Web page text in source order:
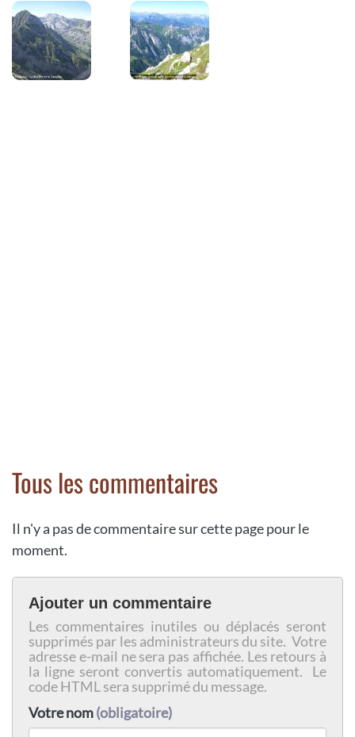
Tous les commentaires
Il n'y a pas de commentaire sur cette page pour le
moment.
Ajouter un commentaire
Les commentaires inutiles ou déplacés seront
supprimés par les administrateurs du site. Votre
adresse e-mail ne sera pas affichée. Les retours à
la ligne seront convertis automatiquement. Le
code HTML sera supprimé du message.
Votre nom(obligatoire)